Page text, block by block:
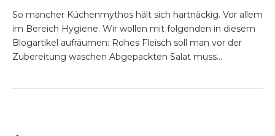
So mancher Küchenmythos hält sich hartnäckig. Vor allem
im Bereich Hygiene. Wir wollen mit folgenden in diesem
Blogartikel aufräumen: Rohes Fleisch soll man vor der
Zubereitung waschen Abgepackten Salat muss…